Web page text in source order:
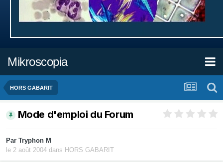
Mikroscopia
HORS GABARIT
Mode d'emploi du Forum
Par Tryphon M
le 2 août 2004 dans HORS GABARIT